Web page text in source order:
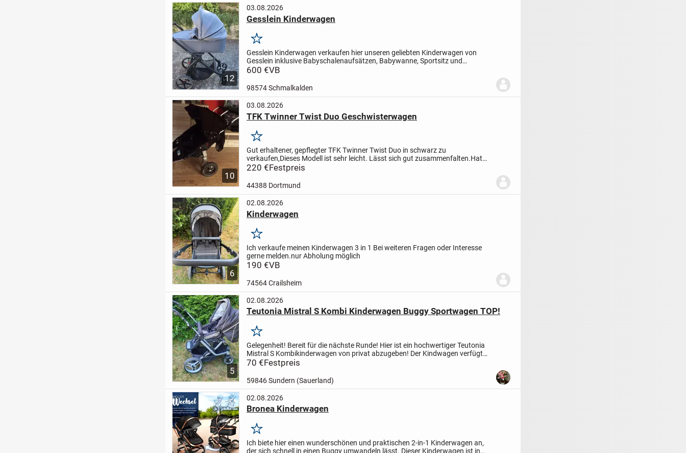
12
03.08.2026
Gesslein Kinderwagen
Merken
Gesslein Kinderwagen verkaufen hier unseren geliebten Kinderwagen von
Gesslein inklusive Babyschalenaufsätzen, Babywanne, Sportsitz und
Buggyaufsatz der bis mindestens 3 Jahre (Kindesalter) genutzt...
600 €VB
98574 Schmalkalden
10
03.08.2026
TFK Twinner Twist Duo Geschwisterwagen
Merken
Gut erhaltener, gepflegter TFK Twinner Twist Duo in schwarz zu
verkaufen,Dieses Modell ist sehr leicht. Lässt sich gut zusammenfalten.Hat
diverse Funktionen (Sitz- und Schlafposition, Sonnenblenden,...
220 €Festpreis
44388 Dortmund
6
02.08.2026
Kinderwagen
Merken
Ich verkaufe meinen Kinderwagen 3 in 1 Bei weiteren Fragen oder Interesse
gerne melden.nur Abholung möglich
190 €VB
74564 Crailsheim
5
02.08.2026
Teutonia Mistral S Kombi Kinderwagen Buggy Sportwagen TOP!
Merken
Gelegenheit! Bereit für die nächste Runde! Hier ist ein hochwertiger Teutonia
Mistral S Kombikinderwagen von privat abzugeben! Der Kindwagen verfügt
über ein verstellbares Sonnenverdeck und einen...
70 €Festpreis
59846 Sundern (Sauerland)
02.08.2026
Bronea Kinderwagen
Merken
Ich biete hier einen wunderschönen und praktischen 2-in-1 Kinderwagen an,
der sich schnell in einen Buggy umwandeln lässt. Dieser Kinderwagen ist in